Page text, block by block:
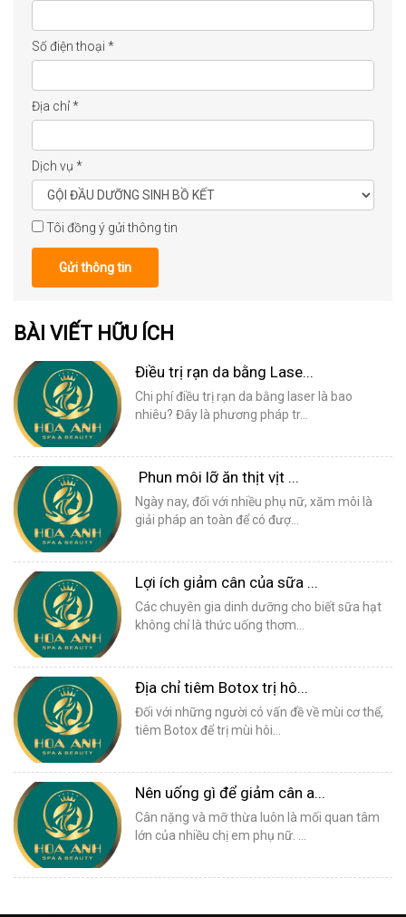
Số điện thoại *
Địa chỉ*
Dịch vụ *
Tôi đồng ý gửi thông tin
Gửi thông tin
BÀI VIẾT HỮU ÍCH
Điều trị rạn da bằng Lase...
Chi phí điều trị rạn da bằng laser là bao
nhiêu? Đây là phương pháp tr...
Phun môi lỡ ăn thịt vịt ...
Ngày nay, đối với nhiều phụ nữ, xăm môi là
giải pháp an toàn để có đượ...
Lợi ích giảm cân của sữa ...
Các chuyên gia dinh dưỡng cho biết sữa hạt
không chỉ là thức uống thơm...
Địa chỉ tiêm Botox trị hô...
Đối với những người có vấn đề về mùi cơ thể,
tiêm Botox để trị mùi hôi...
Nên uống gì để giảm cân a...
Cân nặng và mỡ thừa luôn là mối quan tâm
lớn của nhiều chị em phụ nữ. ...